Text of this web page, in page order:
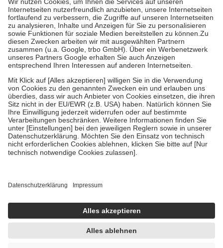
Kosten der Leistung zu entrichten.
Diese Regeln gelten grundsätzlich auch für Online-Apotheken.
Bei Heilmitteln und häuslicher Krankenpflege beträgt die
Zuzahlung zehn Prozent der Kosten sowie zehn Euro je
Verordnung.
Um das Engagement der Versicherten für ihre eigene Gesundheit zu
stärken und die besondere Stellung der Familie zu unterstützen,
fallenkeine Zuzahlungenan bei:
• Kindern und Jugendlichen bis zum vollendeten 18. Lebensjahr
mit Ausnahme der Fahrkosten
• Untersuchungen zur Vorsorge und Früherkennung, die von der
GKV getragen werden
• empfohlenen Schutzimpfungen
• Harn- und Blutteststreifen
getroffen, um sicherzustellen, dass es sich um echte Bewertungen
https://help.etrusted.com/hc/de/articles/4419944605341
Einige Bilder und Inhalte wurden unter Zuhilfenahme künstlicher